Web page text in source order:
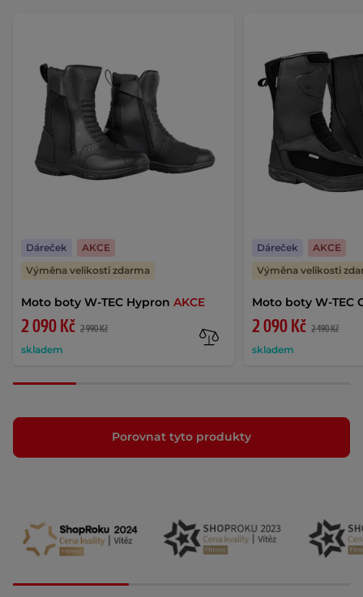
Moto boty W-TEC Hypron AKCE
2 090 Kč 2 990 Kč
skladem
Dáreček
AKCE
Výměna velikosti zdarma
Moto boty W-TEC
2 090 Kč 2 490 Kč
skladem
Dáreček
AKCE
Výměna velikosti
Porovnat tyto produkty